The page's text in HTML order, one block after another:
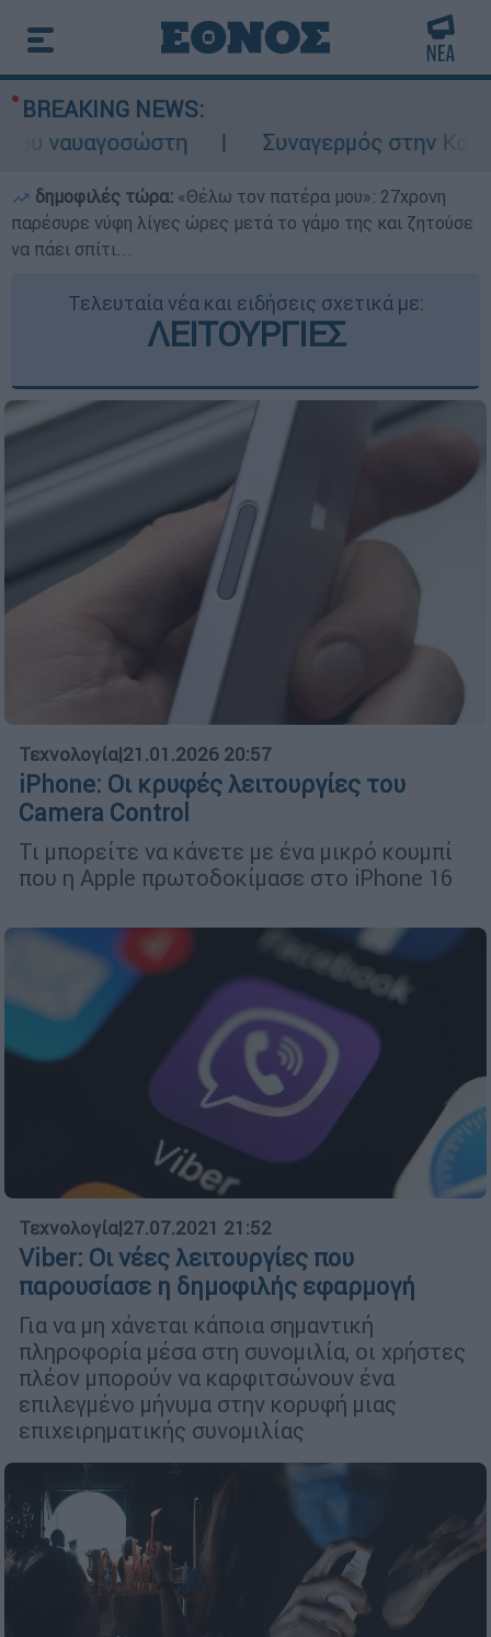
BREAKING NEWS:
Συναγερμός στην Κάρπαθο:
δημοφιλές τώρα: «Θέλω τον πατέρα μου»: 27χρονη
παρέσυρε νύφη λίγες ώρες μετά το γάμο της και ζητούσε
να πάει σπίτι...
Τελευταία νέα και ειδήσεις σχετικά με:
ΛΕΙΤΟΥΡΓΙΕΣ
Τεχνολογία|21.01.2026 20:57
iPhone: Οι κρυφές λειτουργίες του
Camera Control
Τι μπορείτε να κάνετε με ένα μικρό κουμπί
που η Apple πρωτοδοκίμασε στο iPhone 16
Τεχνολογία|27.07.2021 21:52
Viber: Οι νέες λειτουργίες που
παρουσίασε η δημοφιλής εφαρμογή
Για να μη χάνεται κάποια σημαντική
πληροφορία μέσα στη συνομιλία, οι χρήστες
πλέον μπορούν να καρφιτσώνουν ένα
επιλεγμένο μήνυμα στην κορυφή μιας
επιχειρηματικής συνομιλίας